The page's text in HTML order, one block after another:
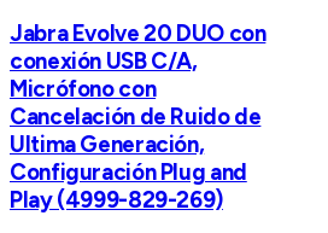
Jabra Evolve 20 DUO con
conexión USB C/A,
Micrófono con
Cancelación de Ruido de
Ultima Generación,
Configuración Plug and
Play (4999-829-269)